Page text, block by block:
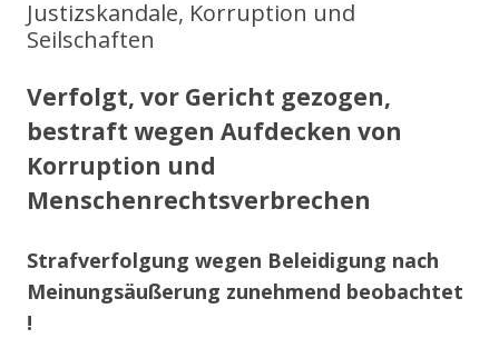
Justizskandale, Korruption und
Seilschaften
Verfolgt, vor Gericht gezogen,
bestraft wegen Aufdecken von
Korruption und
Menschenrechtsverbrechen
Strafverfolgung wegen Beleidigung nach
Meinungsäußerung zunehmend beobachtet
!